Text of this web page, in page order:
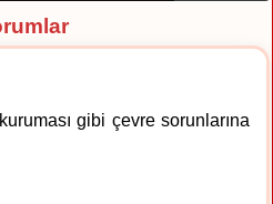
gibi çevre sorunlarına